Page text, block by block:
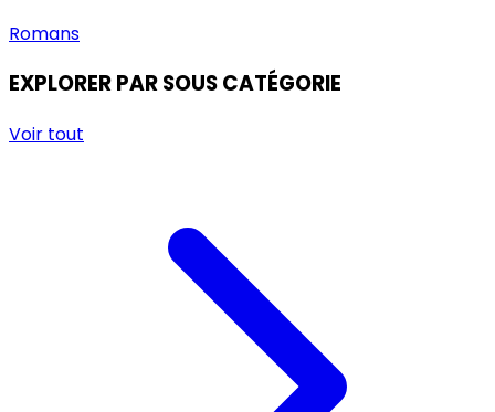
Romans
EXPLORER PAR SOUS CATÉGORIE
Voir tout